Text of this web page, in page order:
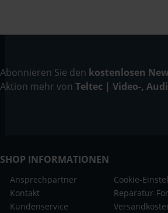
Abonnieren Sie den kostenlosen
Aktion mehr von Teltec | Video-,
SHOP INFORMATIONEN
Ansprechpartner
Kontakt
Kundenservice
Cookie-
Reparatur-